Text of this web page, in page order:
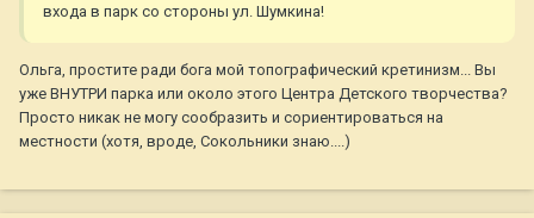
входа в парк со стороны ул. Шумкина!
Ольга, простите ради бога мой топографический кретинизм... Вы
уже ВНУТРИ парка или около этого Центра Детского творчества?
Просто никак не могу сообразить и сориентироваться на
местности (хотя, вроде, Сокольники знаю....)